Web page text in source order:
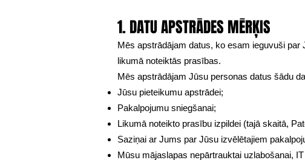
1. DATU APSTRĀDES MĒRĶIS
Mēs apstrādājam datus, ko esam ieguvuši
likumā noteiktās prasības.
Mēs apstrādājam Jūsu personas datus šādu
Jūsu pieteikumu apstrādei;
Pakalpojumu sniegšanai;
Likumā noteikto prasību izpildei (tajā skaitā,
Saziņai ar Jums par Jūsu izvēlētajiem
Mūsu mājaslapas nepārtrauktai uzlabošanai,